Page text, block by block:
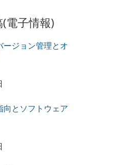
電子情報)
ージョン管理とオ
向とソフトウェア